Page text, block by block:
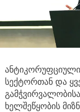
სექტორთან და
ხელშეწყობის